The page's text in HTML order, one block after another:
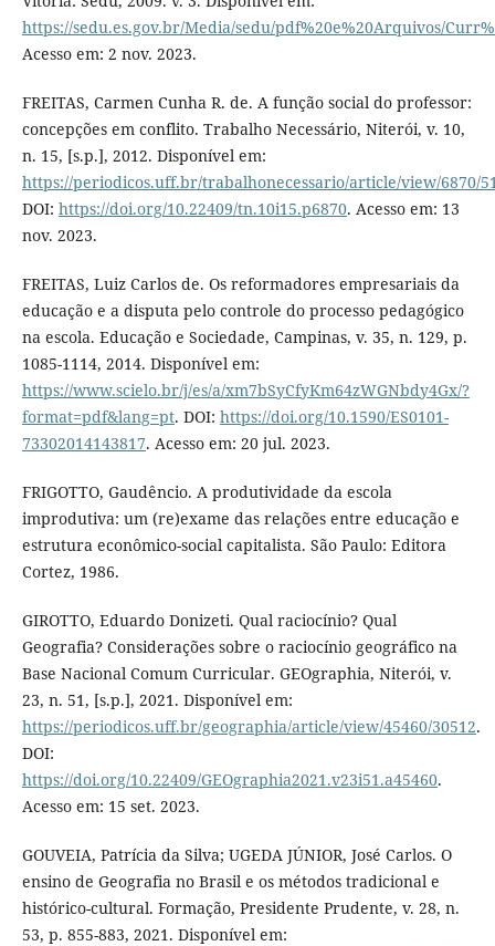
https://sedu.es.gov.br/Media/sedu/pdf%20e%20Arquivos/
Acesso em: 2 nov. 2023.
FREITAS, Carmen Cunha R. de. A função social do professor:
concepções em conflito. Trabalho Necessário, Niterói, v. 10,
n. 15, [s.p.], 2012. Disponível em:
https://periodicos.uff.br/trabalhonecessario/article/view/6870/
DOI: https://doi.org/10.22409/tn.10i15.p6870. Acesso em: 13
nov. 2023.
FREITAS, Luiz Carlos de. Os reformadores empresariais da
educação e a disputa pelo controle do processo pedagógico
na escola. Educação e Sociedade, Campinas, v. 35, n. 129, p.
1085-1114, 2014. Disponível em:
https://www.scielo.br/j/es/a/xm7bSyCfyKm64zWGNbdy4Gx/?
format=pdf&lang=pt. DOI: https://doi.org/10.1590/ES0101-
73302014143817. Acesso em: 20 jul. 2023.
FRIGOTTO, Gaudêncio. A produtividade da escola
improdutiva: um (re)exame das relações entre educação e
estrutura econômico-social capitalista. São Paulo: Editora
Cortez, 1986.
GIROTTO, Eduardo Donizeti. Qual raciocínio? Qual
Geografia? Considerações sobre o raciocínio geográfico na
Base Nacional Comum Curricular. GEOgraphia, Niterói, v.
23, n. 51, [s.p.], 2021. Disponível em:
https://periodicos.uff.br/geographia/article/view/45460/30512.
DOI:
https://doi.org/10.22409/GEOgraphia2021.v23i51.a45460.
Acesso em: 15 set. 2023.
GOUVEIA, Patrícia da Silva; UGEDA JÚNIOR, José Carlos. O
ensino de Geografia no Brasil e os métodos tradicional e
histórico-cultural. Formação, Presidente Prudente, v. 28, n.
53, p. 855-883, 2021. Disponível em: